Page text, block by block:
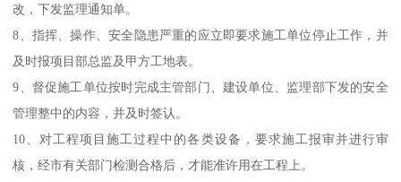
改，下发监理通知单。
8、指挥、操作、安全隐患严重的应立即要求施工单位停止工作，并
及时报项目部总监及甲方工地表。
9、督促施工单位按时完成主管部门、建设单位、监理部下发的安全
管理整中的内容，并及时签认。
10、对工程项目施工过程中的各类设备，要求施工报审并进行审
核，经市有关部门检测合格后，才能准许用在工程上。